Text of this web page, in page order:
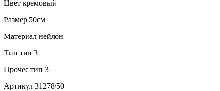
Цвет кремовый
Размер 50см
Материал нейлон
Тип тип 3
Прочее тип 3
Артикул 31278/50